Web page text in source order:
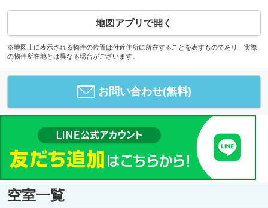
地図アプリで開く
※地図上に表示される物件の位置は付近住所に所在することを表すものであり、実際
の物件所在地とは異なる場合がございます。
お問い合わせ(無料)
空室一覧